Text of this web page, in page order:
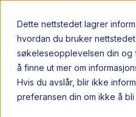
Dette nettstedet lagrer
hvordan du bruker
søkeleseopplevelsen din og
å finne ut mer om
Hvis du avslår, blir ikke
preferansen din om ikke å bli